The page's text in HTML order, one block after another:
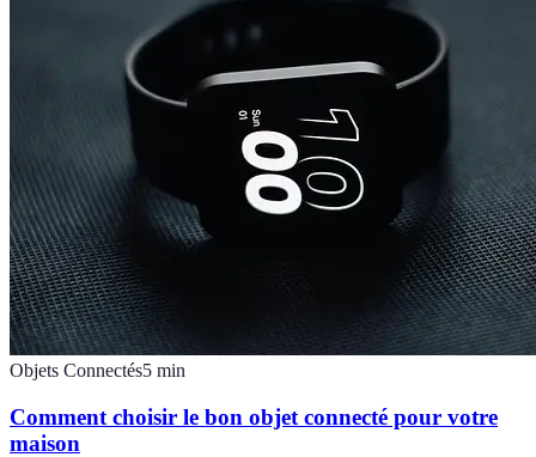
Objets Connectés5 min
Comment choisir le bon objet connecté pour votre
maison